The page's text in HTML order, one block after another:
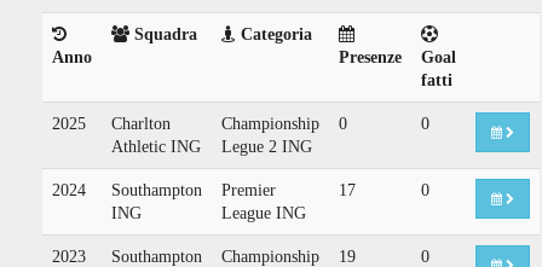
Anno
Squadra
Categoria
Presenze
Goal
fatti
2025
Charlton
Athletic ING
Championship
Legue 2 ING
0 0
2024
Southampton
ING
Premier
League ING
17 0
2023
Southampton
Championship
19 0